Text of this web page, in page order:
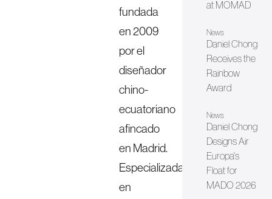
fundada
en 2009
por el
diseñador
chino-
ecuatoriano
afincado
en Madrid.
Especializada
en
at MOMAD
News
Daniel Chong
Receives the
Rainbow
Award
News
Daniel Chong
Designs Air
Europa's
Float for
MADO 2026